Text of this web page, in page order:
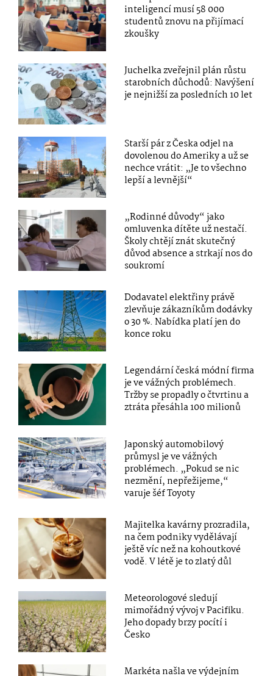
inteligencí musí 58 000
studentů znovu na přijímací
zkoušky
Juchelka zveřejnil plán růstu
starobních důchodů: Navýšení
je nejnižší za posledních 10 let
Starší pár z Česka odjel na
dovolenou do Ameriky a už se
nechce vrátit: „Je to všechno
lepší a levnější“
„Rodinné důvody“ jako
omluvenka dítěte už nestačí.
Školy chtějí znát skutečný
důvod absence a strkají nos do
soukromí
Dodavatel elektřiny právě
zlevňuje zákazníkům dodávky
o 30 %. Nabídka platí jen do
konce roku
Legendární česká módní firma
je ve vážných problémech.
Tržby se propadly o čtvrtinu a
ztráta přesáhla 100 milionů
Japonský automobilový
průmysl je ve vážných
problémech. „Pokud se nic
nezmění, nepřežijeme,“
varuje šéf Toyoty
Majitelka kavárny prozradila,
na čem podniky vydělávají
ještě víc než na kohoutkové
vodě. V létě je to zlatý důl
Meteorologové sledují
mimořádný vývoj v Pacifiku.
Jeho dopady brzy pocítí i
Česko
Markéta našla ve výdejním